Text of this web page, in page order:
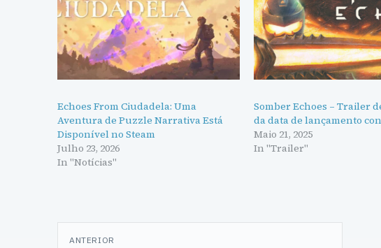
Echoes From Ciudadela: Uma
Aventura de Puzzle Narrativa Está
Disponível no Steam
Julho 23, 2026
In "Notícias"
Somber Echoes – Trailer
da data de lançamento
Maio 21, 2025
In "Trailer"
Navegação
ANTERIOR